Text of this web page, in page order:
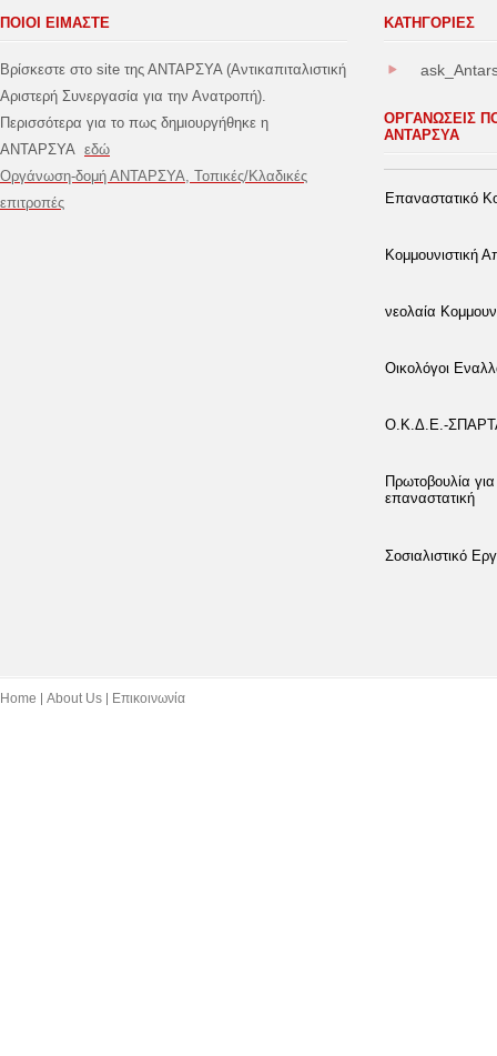
ΠΟΙΟΙ ΕΙΜΑΣΤΕ
Βρίσκεστε στο site της ΑΝΤΑΡΣΥΑ (Αντικαπιταλιστική
Αριστερή Συνεργασία για την Ανατροπή).
Περισσότερα για το πως δημιουργήθηκε η
ΑΝΤΑΡΣΥΑ εδώ
Οργάνωση-δομή ΑΝΤΑΡΣΥΑ, Τοπικές/Κλαδικές
επιτροπές
ΚΑΤΗΓΟΡΊΕΣ
ΟΡΓΑΝΩΣΕΙΣ
ΑΝΤΑΡΣΥΑ
Επαναστατικό
Κομμουνιστική
νεολαία
Οικολόγοι
Ο.Κ.Δ.Ε.-
Πρωτοβουλία
επαναστατική
Σοσιαλιστικό
Home About Us Επικοινωνία